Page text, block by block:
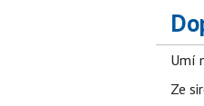
Umí
Ze